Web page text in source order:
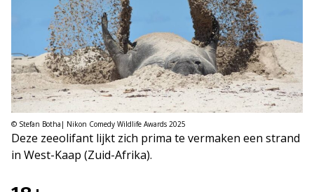
© Stefan Botha| Nikon Comedy Wildlife Awards 2025
Deze zeeolifant lijkt zich prima te vermaken een strand
in West-Kaap (Zuid-Afrika).